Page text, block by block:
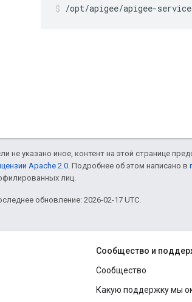
/opt/apigee/apigee-
не указано иное, контент на этой странице
Apache 2.0. Подробнее об этом написано в
лиц.
обновление: 2026-02-17 UTC.
Сообщество и
Сообщество
Какую поддержку мы